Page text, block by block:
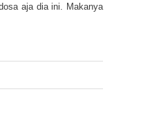
aja dia ini. Makanya